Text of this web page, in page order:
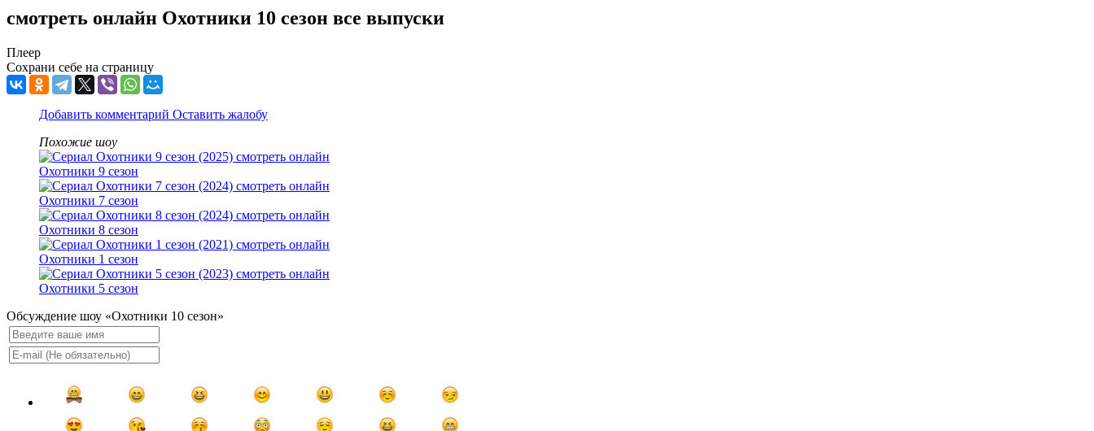
смотреть онлайн Охотники 10 сезон все выпуски
Плеер
Сохрани себе на страницу
Добавить комментарий Оставить жалобу
Похожие шоу
Охотники 9 сезон
Охотники 7 сезон
Охотники 8 сезон
Охотники 1 сезон
Охотники 5 сезон
Обсуждение шоу «Охотники 10 сезон»